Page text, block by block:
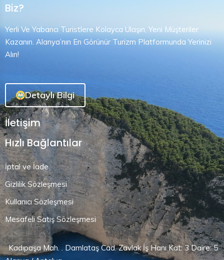
Biz?
Yerli Ve Yabancı Turistlere Kolayca Ulaşın, Yeni Müşteriler
Kazanın. Alanya’nın En Görünür Turizm Platformunda Yerinizi
Alın!
Detaylı Bilgi
İletişim
Hızlı Bağlantılar
İptal ve İade
Gizlilik Sözleşmesi
Kullanıcı Sözleşmesi
Mesafeli Satış Sözleşmesi
Kadıpaşa Mah. . Damlataş Cad. Zavlak İş Hanı Kat: 3 Daire: 5